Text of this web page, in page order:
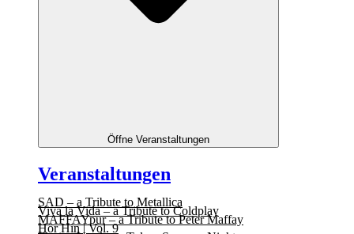
Öffne Veranstaltungen
Veranstaltungen
SAD – a Tribute to Metallica
Viva la Vida – a Tribute to Coldplay
MAFFAYpur – a Tribute to Peter Maffay
Hör Hin | Vol. 9